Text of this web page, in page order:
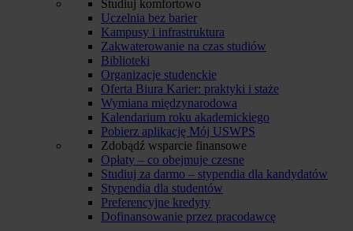
Studiuj komfortowo
Uczelnia bez barier
Kampusy i infrastruktura
Zakwaterowanie na czas studiów
Biblioteki
Organizacje studenckie
Oferta Biura Karier: praktyki i staże
Wymiana międzynarodowa
Kalendarium roku akademickiego
Pobierz aplikację Mój USWPS
Zdobądź wsparcie finansowe
Opłaty – co obejmuje czesne
Studiuj za darmo – stypendia dla kandydatów
Stypendia dla studentów
Preferencyjne kredyty
Dofinansowanie przez pracodawcę